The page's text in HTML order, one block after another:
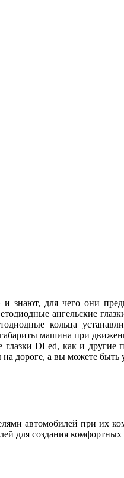
знают, для чего они
ангельские
кольца
машина при
DLed, как и
на дороге, а вы можете
автомобилей при их
для создания